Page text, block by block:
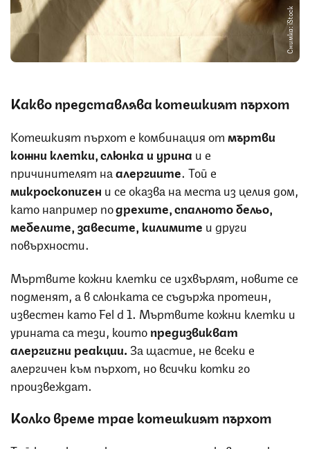
Снимка: iStock
Какво представлява котешкият пърхот
Котешкият пърхот е комбинация отмъртви
кожни клетки, слюнка и урина и е
причинителят наалергиите. Той е
микроскопичен и се оказва на места из целия дом,
като например подрехите, спалното бельо,
мебелите, завесите, килимите и други
повърхности.
Мъртвите кожни клетки се изхвърлят, новите се
подменят, а в слюнката се съдържа протеин,
известен като Fel d 1. Мъртвите кожни клетки и
урината са тези, коитопредизвикват
алергични реакции. За щастие, не всеки е
алергичен към пърхот, но всички котки го
произвеждат.
Колко време трае котешкият пърхот